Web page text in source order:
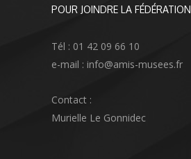
POUR JOINDRE LA FÉDÉRATION
Tél : 01 42 09 66 10
e-mail : info@amis-musees.fr
Contact :
Murielle Le Gonnidec